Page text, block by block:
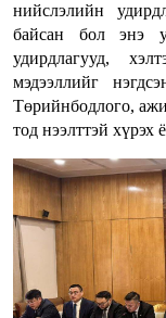
нийслэлийн
байсан бол энэ
удирдлагууд,
мэдээллийг
Төрийнбодлого,
тод нээлттэй хүрэх